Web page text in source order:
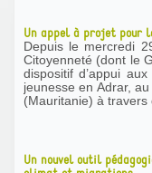
Un appel à projet pour
Depuis le mercredi
Citoyenneté (dont le
dispositif d’appui
jeunesse en Adrar,
(Mauritanie) à
Un nouvel outil